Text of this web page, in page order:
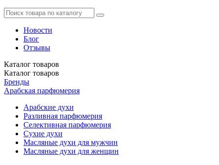
Новости
Блог
Отзывы
Каталог товаров
Каталог товаров
Бренды
Арабская парфюмерия
Арабские духи
Разливная парфюмерия
Селективная парфюмерия
Сухие духи
Масляные духи для мужчин
Масляные духи для женщин